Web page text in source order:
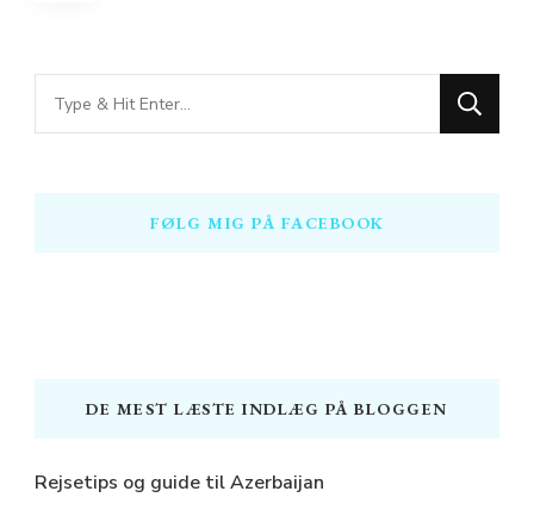
Looking
for
FØLG MIG PÅ FACEBOOK
DE MEST LÆSTE INDLÆG PÅ BLOGGEN
Rejsetips og guide til Azerbaijan